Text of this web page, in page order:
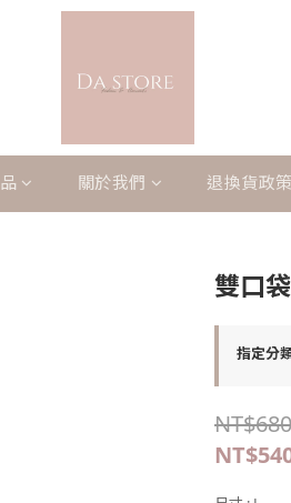
關於我們 退換貨政策
雙口
指定分
NT$680